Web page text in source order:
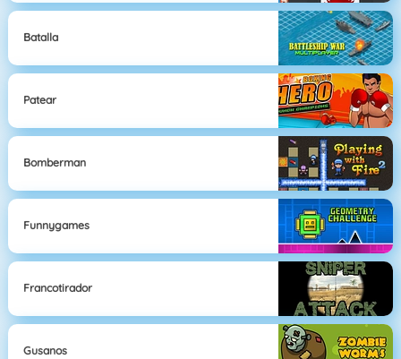
Batalla
Patear
Bomberman
Funnygames
Francotirador
Gusanos